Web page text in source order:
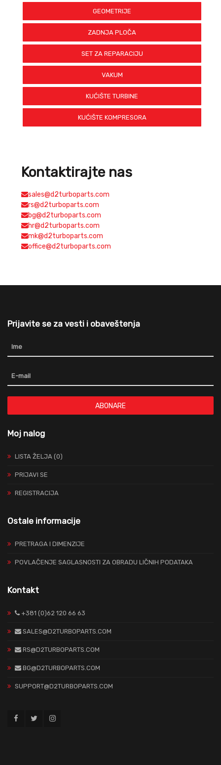
GEOMETRIJE
ZADNJA PLOČA
SET ZA REPARACIJU
VAKUM
KUĆIŠTE TURBINE
KUĆIŠTE KOMPRESORA
Kontaktirajte nas
sales@d2turboparts.com
rs@d2turboparts.com
bg@d2turboparts.com
hr@d2turboparts.com
mk@d2turboparts.com
office@d2turboparts.com
Prijavite se za vesti i obaveštenja
ABONARE
Moj nalog
LISTA ŽELJA (0)
PRIJAVI SE
REGISTRACIJA
Ostale informacije
PRETRAGA I DIMENZIJE
POVLAČENJE SAGLASNOSTI ZA OBRADU LIČNIH PODATAKA
Kontakt
+381 (0)62 120 66 63
SALES@D2TURBOPARTS.COM
RS@D2TURBOPARTS.COM
BG@D2TURBOPARTS.COM
SUPPORT@D2TURBOPARTS.COM